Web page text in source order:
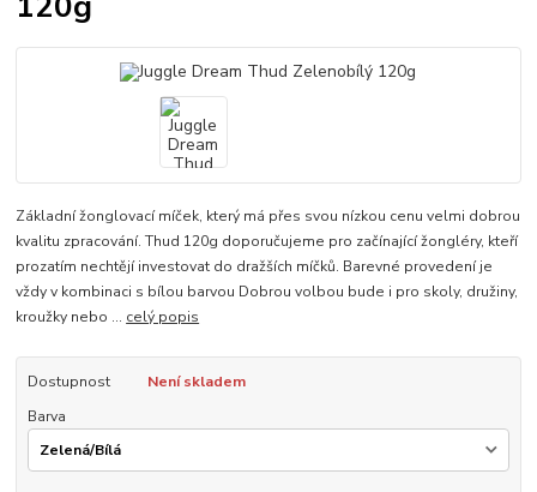
Základní žonglovací míček, který má přes svou nízkou cenu velmi dobrou
kvalitu zpracování. Thud 120g doporučujeme pro začínající žongléry, kteří
prozatím nechtějí investovat do dražších míčků. Barevné provedení je
vždy v kombinaci s bílou barvou Dobrou volbou bude i pro skoly, družiny,
kroužky nebo ... celý popis
Dostupnost
Není skladem
Barva